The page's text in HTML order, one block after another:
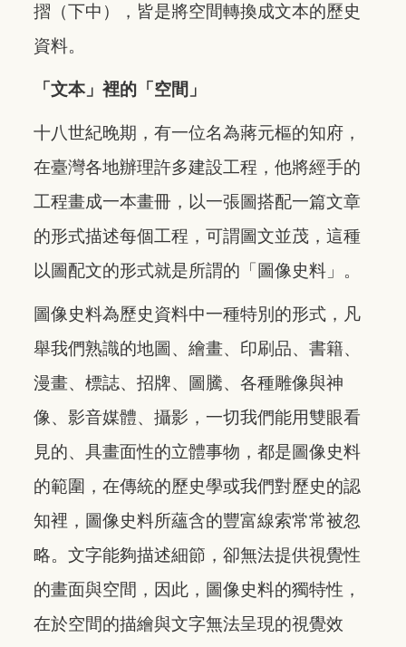
摺（下中），皆是將空間轉換成文本的歷史
資料。
「文本」裡的「空間」
十八世紀晚期，有一位名為蔣元樞的知府，
在臺灣各地辦理許多建設工程，他將經手的
工程畫成一本畫冊，以一張圖搭配一篇文章
的形式描述每個工程，可謂圖文並茂，這種
以圖配文的形式就是所謂的「圖像史料」。
圖像史料為歷史資料中一種特別的形式，凡
舉我們熟識的地圖、繪畫、印刷品、書籍、
漫畫、標誌、招牌、圖騰、各種雕像與神
像、影音媒體、攝影，一切我們能用雙眼看
見的、具畫面性的立體事物，都是圖像史料
的範圍，在傳統的歷史學或我們對歷史的認
知裡，圖像史料所蘊含的豐富線索常常被忽
略。文字能夠描述細節，卻無法提供視覺性
的畫面與空間，因此，圖像史料的獨特性，
在於空間的描繪與文字無法呈現的視覺效